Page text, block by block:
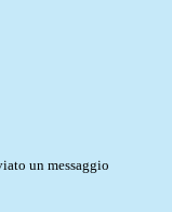
un messaggio